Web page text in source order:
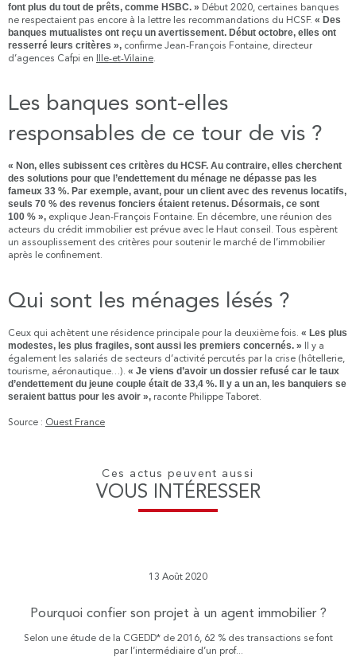
font plus du tout de prêts, comme HSBC. » Début 2020, certaines banques
ne respectaient pas encore à la lettre les recommandations du HCSF. « Des
banques mutualistes ont reçu un avertissement. Début octobre, elles ont
resserré leurs critères », confirme Jean-François Fontaine, directeur
d’agences Cafpi en Ille-et-Vilaine
Les banques sont-elles
responsables de ce tour de vis ?
« Non, elles subissent ces critères du HCSF. Au contraire, elles cherchent
des solutions pour que l’endettement du ménage ne dépasse pas les
fameux 33 %. Par exemple, avant, pour un client avec des revenus locatifs,
seuls 70 % des revenus fonciers étaient retenus. Désormais, ce sont
100 % », explique Jean-François Fontaine. En décembre, une réunion des
acteurs du crédit immobilier est prévue avec le Haut conseil. Tous espèrent
un assouplissement des critères pour soutenir le marché de l’immobilier
après le confinement.
Qui sont les ménages lésés ?
Ceux qui achètent une résidence principale pour la deuxième fois. « Les plus
modestes, les plus fragiles, sont aussi les premiers concernés. » Il y a
également les salariés de secteurs d’activité percutés par la crise (hôtellerie,
tourisme, aéronautique…). « Je viens d’avoir un dossier refusé car le taux
d’endettement du jeune couple était de 33,4 %. Il y a un an, les banquiers se
seraient battus pour les avoir », raconte Philippe Taboret.
Source : Ouest France
Ces actus peuvent aussi
VOUS INTÉRESSER
13 Août 2020
Pourquoi confier son projet à un agent immobilier ?
Selon une étude de la CGEDD* de 2016, 62 % des transactions se font
par l’intermédiaire d’un prof...